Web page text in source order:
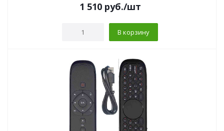
1 510 руб./шт
В корзину